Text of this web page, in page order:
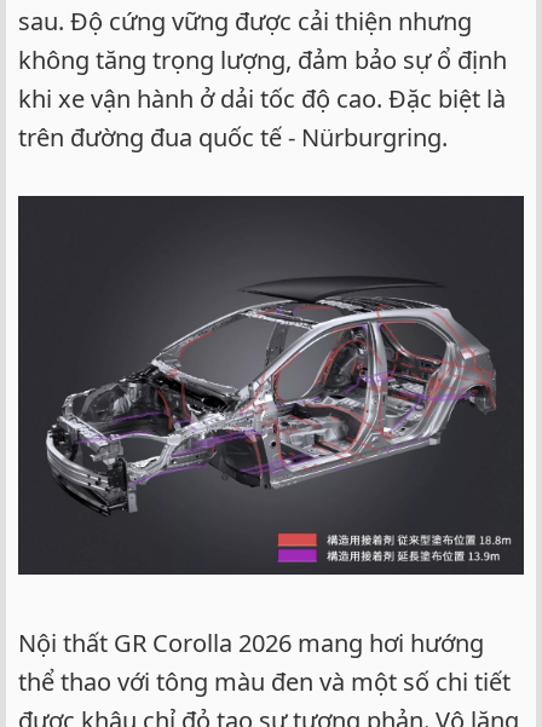
sau. Độ cứng vững được cải thiện nhưng
không tăng trọng lượng, đảm bảo sự ổ định
khi xe vận hành ở dải tốc độ cao. Đặc biệt là
trên đường đua quốc tế - Nürburgring.
Nội thất GR Corolla 2026 mang hơi hướng
thể thao với tông màu đen và một số chi tiết